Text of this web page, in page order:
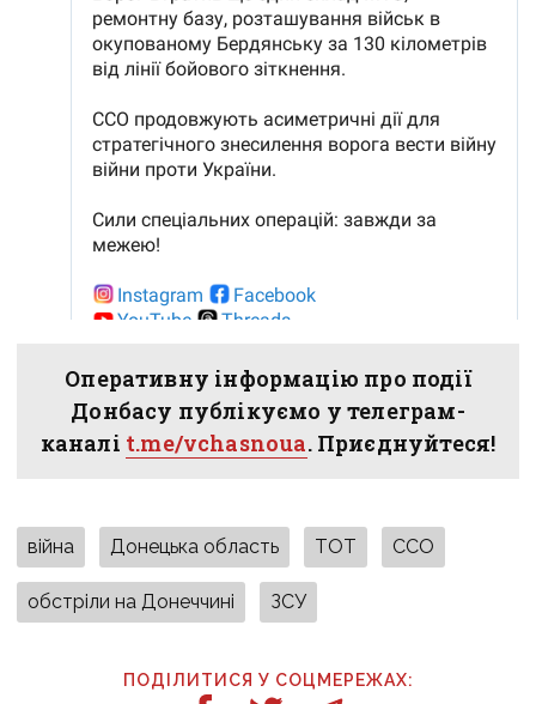
Оперативну інформацію про події
Донбасу публікуємо у телеграм-
каналі t.me/vchasnoua. Приєднуйтеся!
війна Донецька область ТОТ ССО
обстріли на Донеччині ЗСУ
ПОДІЛИТИСЯ У СОЦМЕРЕЖАХ: